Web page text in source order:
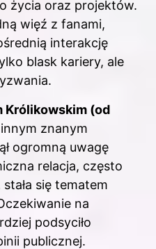
życia oraz projektów.
więź z fanami,
interakcję
blask kariery, ale
Królikowskim (od
znanym
ogromną uwagę
relacja, często
się tematem
na
podsyciło
publicznej.